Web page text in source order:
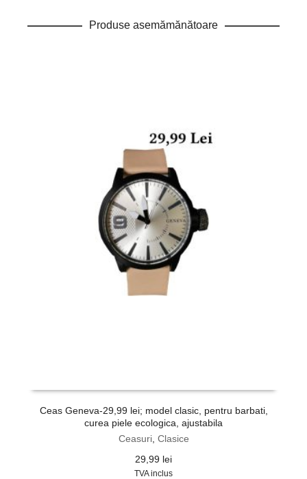
Produse asemămănătoare
Ceas Geneva-29,99 lei; model clasic, pentru barbati,
curea piele ecologica, ajustabila
Ceasuri, Clasice
29,99 lei
TVA inclus